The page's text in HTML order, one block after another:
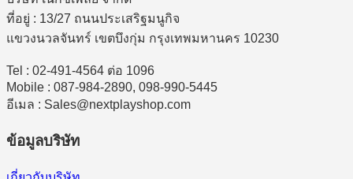
ที่อยู่ : 13/27 ถนนประเสริฐมนูกิจ
แขวงนวลจันทร์ เขตบึงกุ่ม กรุงเทพมหานคร 10230
Tel : 02-491-4564 ต่อ 1096
Mobile : 087-984-2890, 098-990-5445
อีเมล : Sales@nextplayshop.com
ข้อมูลบริษัท